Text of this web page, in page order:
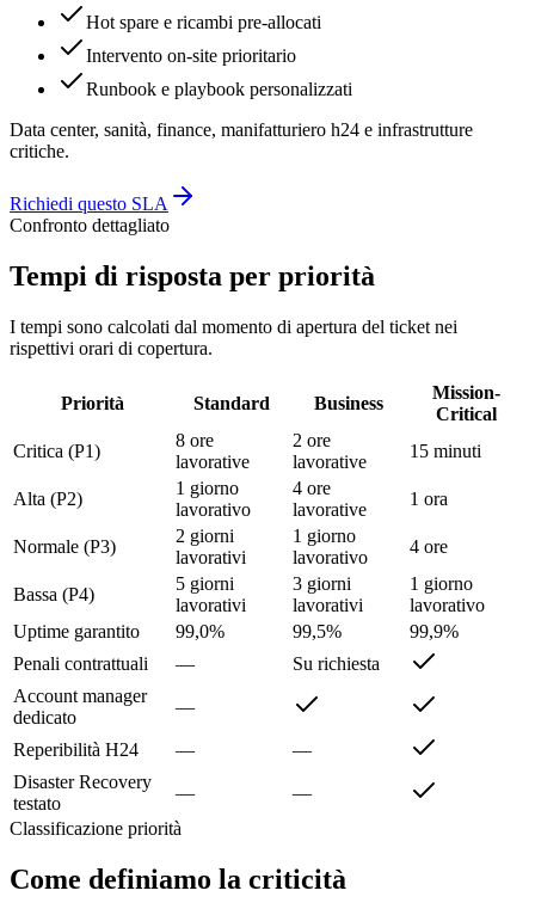
Hot spare e ricambi pre-allocati
Intervento on-site prioritario
Runbook e playbook personalizzati
Data center, sanità, finance, manifatturiero h24 e infrastrutture
critiche.
Richiedi questo SLA
Confronto dettagliato
Tempi di risposta per priorità
I tempi sono calcolati dal momento di apertura del ticket nei
rispettivi orari di copertura.
Priorità Standard Business
Mission-
Critical
Critica (P1)
8 ore
lavorative
2 ore
lavorative
15 minuti
Alta (P2)
1 giorno
lavorativo
4 ore
lavorative
1 ora
Normale (P3)
2 giorni
lavorativi
1 giorno
lavorativo
4 ore
Bassa (P4)
5 giorni
lavorativi
3 giorni
lavorativi
1 giorno
lavorativo
Uptime garantito
99,0% 99,5%
99,9%
Penali contrattuali
—
Su richiesta
Account manager
dedicato
—
Reperibilità H24 —
—
Disaster Recovery
testato
—
—
Classificazione priorità
Come definiamo la criticità